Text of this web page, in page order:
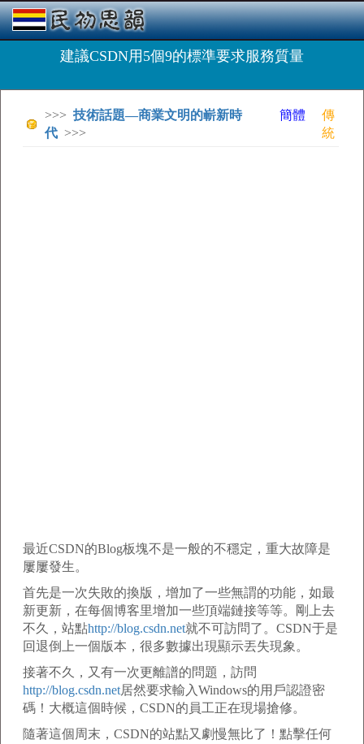
建議CSDN用5個9的標準要求服務質量
>>> 技術話題—商業文明的嶄新時
代 >>>
簡體
傳
統
最近CSDN的Blog板塊不是一般的不穩定，重大故障是
屢屢發生。
首先是一次失敗的換版，增加了一些無謂的功能，如最
新更新，在每個博客里增加一些頂端鏈接等等。剛上去
不久，站點http://blog.csdn.net就不可訪問了。CSDN于是
回退倒上一個版本，很多數據出現顯示丟失現象。
接著不久，又有一次更離譜的問題，訪問
http://blog.csdn.net居然要求輸入Windows的用戶認證密
碼！大概這個時候，CSDN的員工正在現場搶修。
隨著這個周末，CSDN的站點又劇慢無比了！點擊任何